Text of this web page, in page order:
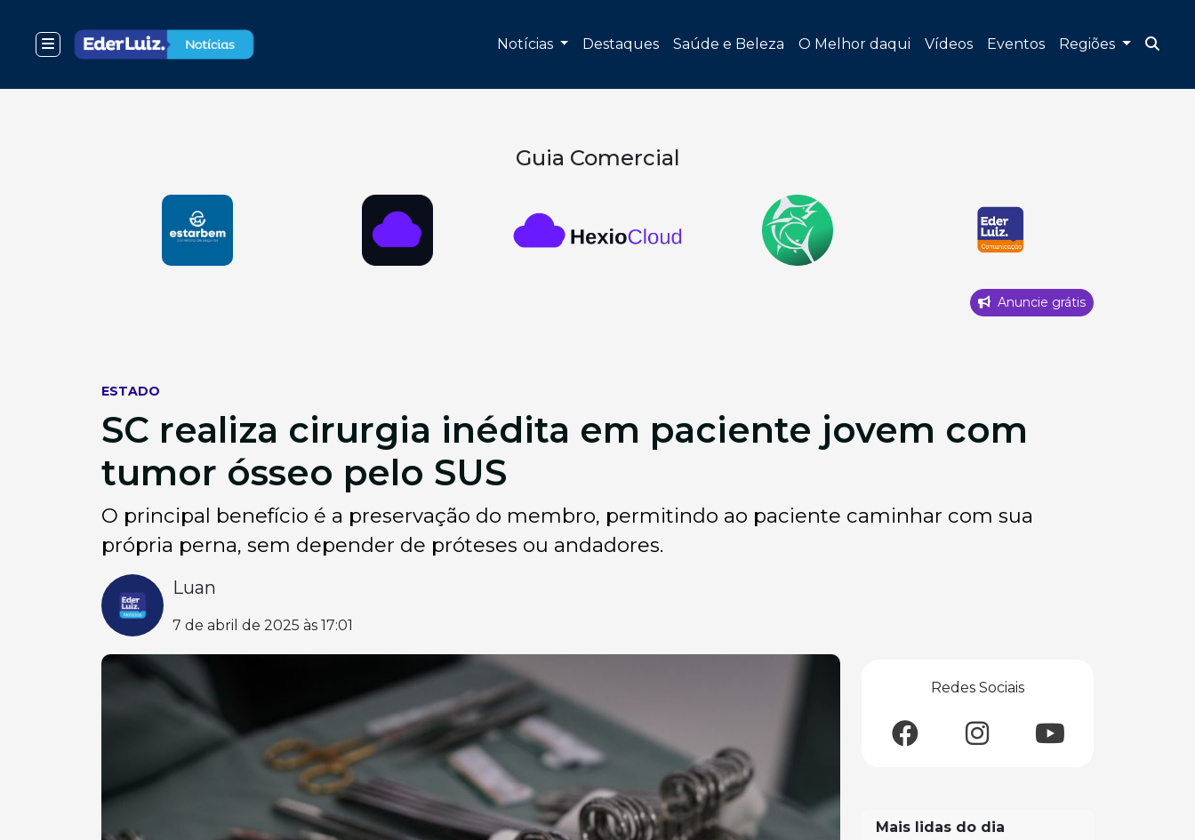
Notícias Destaques Saúde e Beleza O Melhor daqui Vídeos Eventos Regiões
Guia Comercial
Anuncie grátis
ESTADO
SC realiza cirurgia inédita em paciente jovem com
tumor ósseo pelo SUS
O principal benefício é a preservação do membro, permitindo ao paciente caminhar com sua
própria perna, sem depender de próteses ou andadores.
Luan
7 de abril de 2025 às 17:01
Redes Sociais
Mais lidas do dia